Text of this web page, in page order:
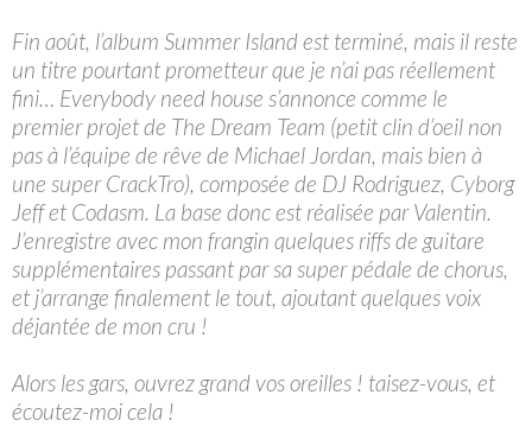
Fin août, l’album Summer Island est terminé, mais il reste
un titre pourtant prometteur que je n’ai pas réellement
fini… Everybody need house s’annonce comme le
premier projet de The Dream Team (petit clin d’oeil non
pas à l’équipe de rêve de Michael Jordan, mais bien à
une super CrackTro), composée de DJ Rodriguez, Cyborg
Jeff et Codasm. La base donc est réalisée par Valentin.
J’enregistre avec mon frangin quelques riffs de guitare
supplémentaires passant par sa super pédale de chorus,
et j’arrange finalement le tout, ajoutant quelques voix
déjantée de mon cru !
Alors les gars, ouvrez grand vos oreilles ! taisez-vous, et
écoutez-moi cela !